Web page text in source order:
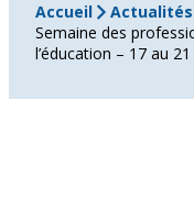
Accueil
Actualités
Semaine des
l’éducation – 17 au